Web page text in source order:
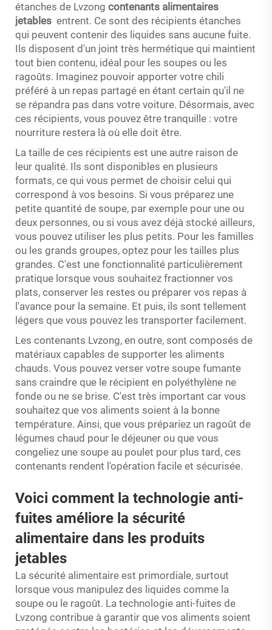
étanches de Lvzong contenants alimentaires
jetables entrent. Ce sont des récipients étanches
qui peuvent contenir des liquides sans aucune fuite.
Ils disposent d'un joint très hermétique qui maintient
tout bien contenu, idéal pour les soupes ou les
ragoûts. Imaginez pouvoir apporter votre chili
préféré à un repas partagé en étant certain qu'il ne
se répandra pas dans votre voiture. Désormais, avec
ces récipients, vous pouvez être tranquille : votre
nourriture restera là où elle doit être.
La taille de ces récipients est une autre raison de
leur qualité. Ils sont disponibles en plusieurs
formats, ce qui vous permet de choisir celui qui
correspond à vos besoins. Si vous préparez une
petite quantité de soupe, par exemple pour une ou
deux personnes, ou si vous avez déjà stocké ailleurs,
vous pouvez utiliser les plus petits. Pour les familles
ou les grands groupes, optez pour les tailles plus
grandes. C'est une fonctionnalité particulièrement
pratique lorsque vous souhaitez fractionner vos
plats, conserver les restes ou préparer vos repas à
l'avance pour la semaine. Et puis, ils sont tellement
légers que vous pouvez les transporter facilement.
Les contenants Lvzong, en outre, sont composés de
matériaux capables de supporter les aliments
chauds. Vous pouvez verser votre soupe fumante
sans craindre que le récipient en polyéthylène ne
fonde ou ne se brise. C'est très important car vous
souhaitez que vos aliments soient à la bonne
température. Ainsi, que vous prépariez un ragoût de
légumes chaud pour le déjeuner ou que vous
congeliez une soupe au poulet pour plus tard, ces
contenants rendent l'opération facile et sécurisée.
Voici comment la technologie anti-
fuites améliore la sécurité
alimentaire dans les produits
jetables
La sécurité alimentaire est primordiale, surtout
lorsque vous manipulez des liquides comme la
soupe ou le ragoût. La technologie anti-fuites de
Lvzong contribue à garantir que vos aliments soient